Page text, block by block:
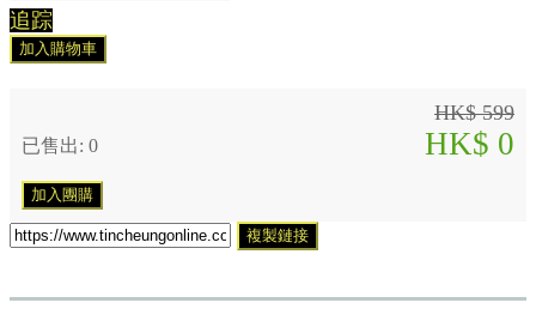
追踪
加入購物車
HK$ 599
已售出: 0 HK$ 0
加入團購
複製鏈接